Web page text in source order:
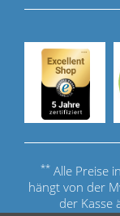
** Alle Preise
hängt von der
der Kasse